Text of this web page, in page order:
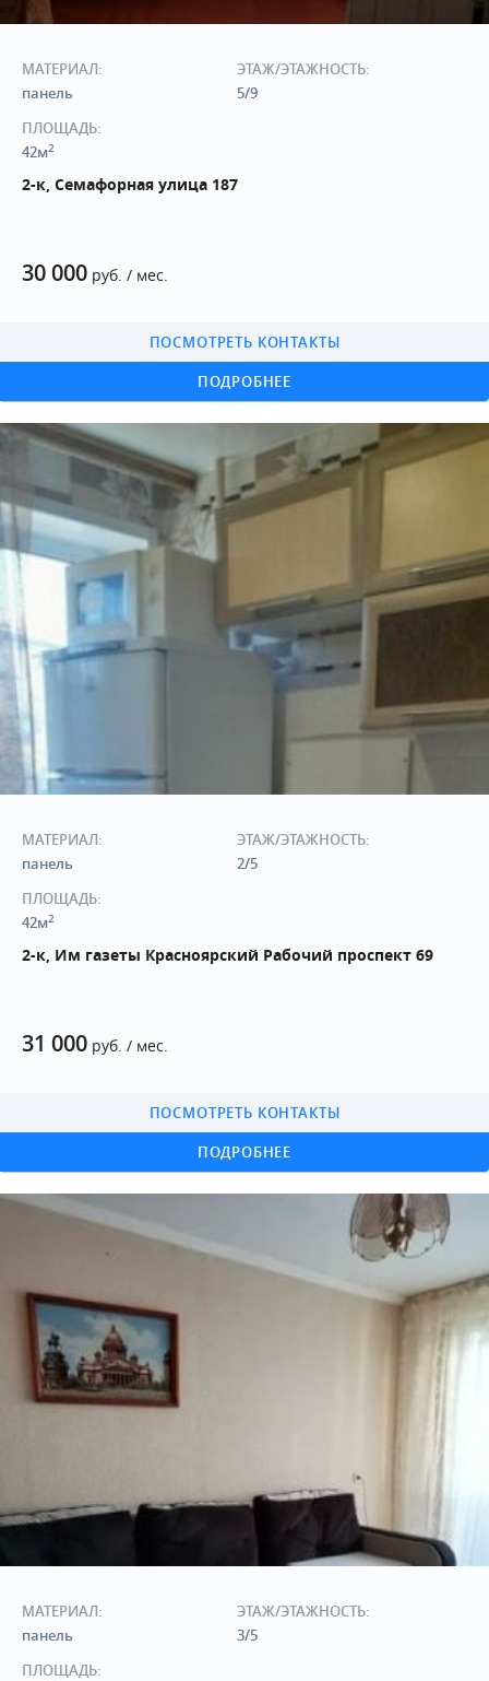
30 000 руб. / мес.
2-к, Семафорная улица 187
ПОДРОБНЕЕ
ПОСМОТРЕТЬ КОНТАКТЫ
МАТЕРИАЛ:
панель
ЭТАЖ/ЭТАЖНОСТЬ:
5/9
ПЛОЩАДЬ:
42м2
31 000 руб. / мес.
2-к, Им газеты Красноярский Рабочий проспект 69
ПОДРОБНЕЕ
ПОСМОТРЕТЬ КОНТАКТЫ
МАТЕРИАЛ:
панель
ЭТАЖ/ЭТАЖНОСТЬ:
2/5
ПЛОЩАДЬ:
42м2
МАТЕРИАЛ:
панель
ЭТАЖ/ЭТАЖНОСТЬ:
3/5
ПЛОЩАДЬ: